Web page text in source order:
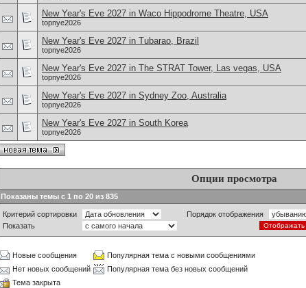
New Year's Eve 2027 in Waco Hippodrome Theatre, USA
topnye2026
New Year's Eve 2027 in Tubarao, Brazil
topnye2026
New Year's Eve 2027 in The STRAT Tower, Las vegas, USA
topnye2026
New Year's Eve 2027 in Sydney Zoo, Australia
topnye2026
New Year's Eve 2027 in South Korea
topnye2026
Опции просмотра
Показаны темы с 1 по 20 из 835
Критерий сортировки
Порядок отображения
Показать
Новые сообщения
Популярная тема с новыми сообщениями
Нет новых сообщений
Популярная тема без новых сообщений
Тема закрыта